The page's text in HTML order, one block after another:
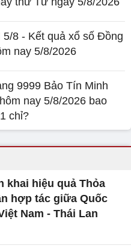
5/8 - Kết quả xổ số Đồng
nay 5/8/2026
9999 Bảo Tín Minh
nay 5/8/2026 bao
chỉ?
khai hiệu quả Thỏa
hợp tác giữa Quốc
Nam - Thái Lan